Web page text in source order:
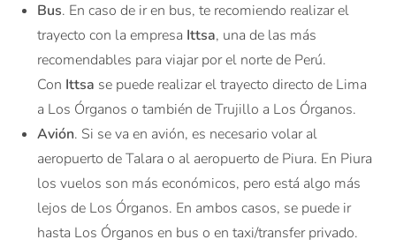
Bus. En caso de ir en bus, te recomiendo realizar el
trayecto con la empresa Ittsa, una de las más
recomendables para viajar por el norte de Perú.
Con Ittsa se puede realizar el trayecto directo de Lima
a Los Órganos o también de Trujillo a Los Órganos.
Avión. Si se va en avión, es necesario volar al
aeropuerto de Talara o al aeropuerto de Piura. En Piura
los vuelos son más económicos, pero está algo más
lejos de Los Órganos. En ambos casos, se puede ir
hasta Los Órganos en bus o en taxi/transfer privado.